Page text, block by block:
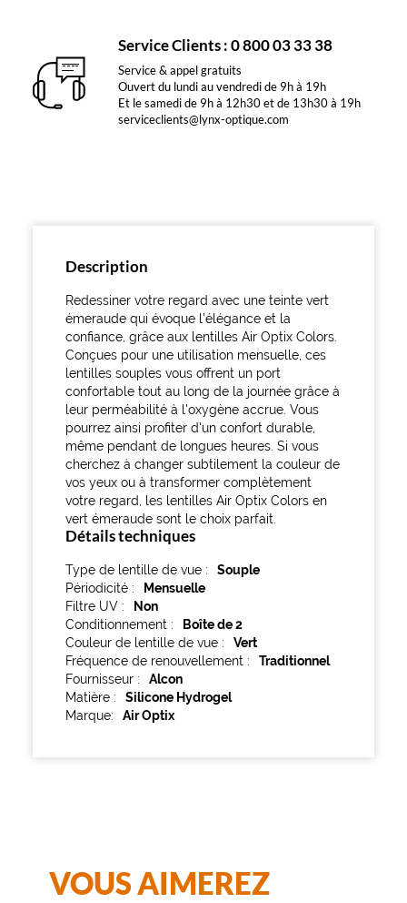
Service Clients : 0 800 03 33 38
Service & appel gratuits
Ouvert du lundi au vendredi de 9h à 19h
Et le samedi de 9h à 12h30 et de 13h30 à 19h
serviceclients@lynx-optique.com
Description
Redessiner votre regard avec une teinte vert
émeraude qui évoque l'élégance et la
confiance, grâce aux lentilles Air Optix Colors.
Conçues pour une utilisation mensuelle, ces
lentilles souples vous offrent un port
confortable tout au long de la journée grâce à
leur perméabilité à l'oxygène accrue. Vous
pourrez ainsi profiter d'un confort durable,
même pendant de longues heures. Si vous
cherchez à changer subtilement la couleur de
vos yeux ou à transformer complètement
votre regard, les lentilles Air Optix Colors en
vert émeraude sont le choix parfait.
Détails techniques
Type de lentille de vue
Souple
Périodicité
Mensuelle
Filtre UV
Non
Conditionnement
Boîte de 2
Couleur de lentille de vue
Vert
Fréquence de renouvellement
Traditionnel
Fournisseur
Alcon
Matière
Silicone Hydrogel
Marque
Air Optix
VOUS AIMEREZ